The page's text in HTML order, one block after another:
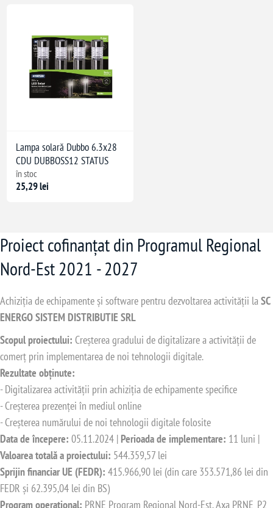
Lampa solară Dubbo 6.3x28
CDU DUBBOSS12 STATUS
în stoc
25,29 lei
Proiect cofinanțat din Programul Regional
Nord-Est 2021 - 2027
Achiziția de echipamente și software pentru dezvoltarea activității laSC
ENERGO SISTEM DISTRIBUTIE SRL
Scopul proiectului: Creșterea gradului de digitalizare a activității de
comerț prin implementarea de noi tehnologii digitale.
Rezultate obținute:
- Digitalizarea activității prin achiziția de echipamente specifice
- Creșterea prezenței în mediul online
- Creșterea numărului de noi tehnologii digitale folosite
Data de începere: 05.11.2024 | Perioada de implementare: 11 luni |
Valoarea totală a proiectului: 544.359,57 lei
Sprijin financiar UE (FEDR): 415.966,90 lei (din care 353.571,86 lei din
FEDR și 62.395,04 lei din BS)
Program operațional: PRNE Program Regional Nord-Est, Axa PRNE_P2